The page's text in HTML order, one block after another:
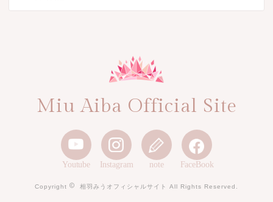
Miu Aiba Official Site
Youtube Instagram note FaceBook
Copyright 相羽みうオフィシャルサイト All Rights Reserved.